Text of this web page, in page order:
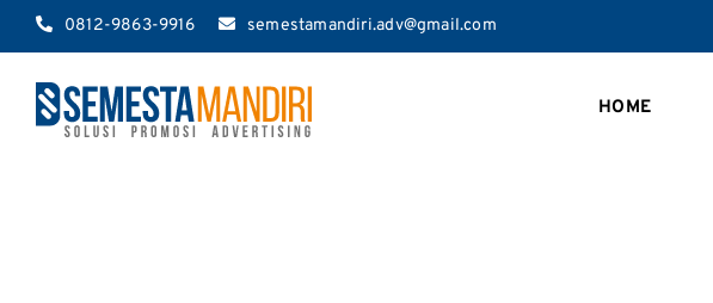
Skip
0812-9863-9916 semestamandiri.adv@gmail.com
HOME